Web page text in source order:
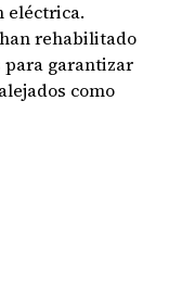
eléctrica.
rehabilitado
para garantizar
como